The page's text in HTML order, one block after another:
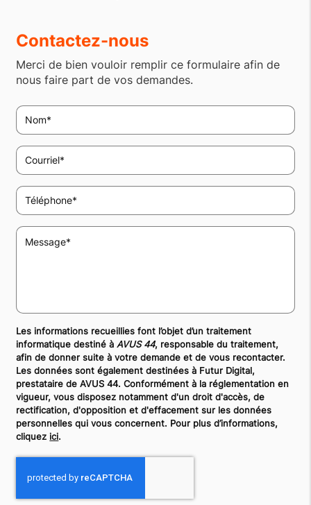
Contactez-nous
Merci de bien vouloir remplir ce formulaire afin de
nous faire part de vos demandes.
Les informations recueillies font l’objet d’un traitement
informatique destiné à AVUS 44, responsable du traitement,
afin de donner suite à votre demande et de vous recontacter.
Les données sont également destinées à Futur Digital,
prestataire de AVUS 44. Conformément à la réglementation en
vigueur, vous disposez notamment d'un droit d'accès, de
rectification, d'opposition et d'effacement sur les données
personnelles qui vous concernent. Pour plus d’informations,
cliquezici.